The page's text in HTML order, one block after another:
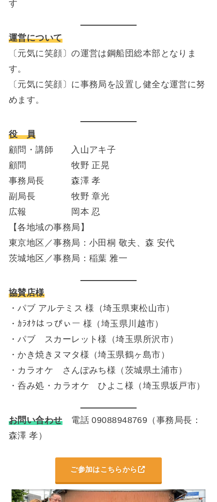
す
運営について
〔元気に笑顔〕の運営は鋼船団総本部となりま
す。
〔元気に笑顔〕に事務局を設置し健全な運営に努
めます。
役 員
顧問・講師 入山アキ子
顧問 牧野 正晃
事務局長 森澤 孝
副局長 牧野 章光
広報 岡本 忍
【各地域の事務局】
東京地区／事務局：小田桐 敬夫、森 安代
茨城地区／事務局：稲葉 雅一
協賛店様
・パブ アルテミス 様（埼玉県東松山市）
・ｶﾗｵｹはっぴぃー 様（埼玉県川越市）
・パブ スカーレット様（埼玉県所沢市）
・かき焼きヌマタ様（埼玉県鶴ヶ島市）
・カラオケ さんぽみち様（茨城県土浦市）
・呑み処・カラオケ ひよこ様（埼玉県坂戸市）
お問い合わせ電話 09088948769（事務局長：
森澤 孝）
ご参加はこちらから